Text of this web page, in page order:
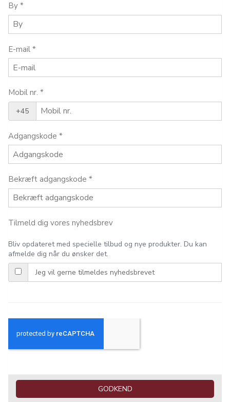
By *
E-mail *
Mobil nr. *
+45
Adgangskode *
Bekræft adgangskode *
Tilmeld dig vores nyhedsbrev
Bliv opdateret med specielle tilbud og nye produkter. Du kan
afmelde dig når du ønsker det.
Jeg vil gerne tilmeldes nyhedsbrevet
GODKEND